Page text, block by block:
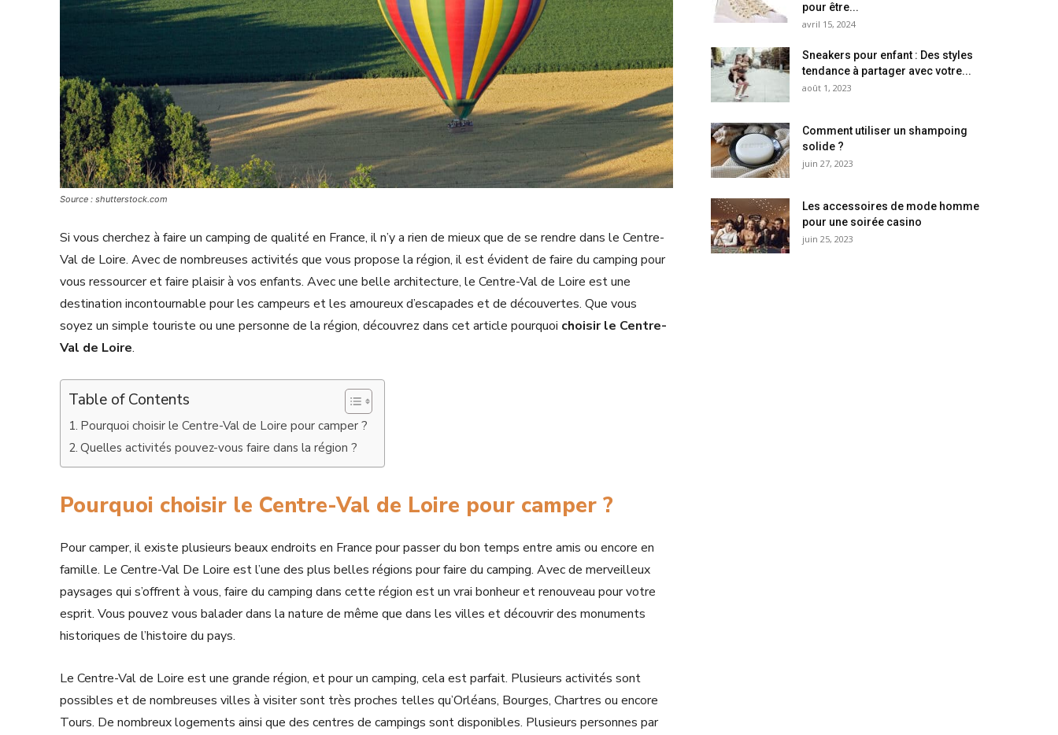
Source : shutterstock.com
Si vous cherchez à faire un camping de qualité en France, il n’y a rien de mieux que de se rendre dans le Centre-
Val de Loire. Avec de nombreuses activités que vous propose la région, il est évident de faire du camping pour
vous ressourcer et faire plaisir à vos enfants. Avec une belle architecture, le Centre-Val de Loire est une
destination incontournable pour les campeurs et les amoureux d’escapades et de découvertes. Que vous
soyez un simple touriste ou une personne de la région, découvrez dans cet article pourquoi choisir le Centre-
Val de Loire.
Table of Contents
Pourquoi choisir le Centre-Val de Loire pour camper ?
Quelles activités pouvez-vous faire dans la région ?
Pourquoi choisir le Centre-Val de Loire pour camper ?
Pour camper, il existe plusieurs beaux endroits en France pour passer du bon temps entre amis ou encore en
famille. Le Centre-Val De Loire est l’une des plus belles régions pour faire du camping. Avec de merveilleux
paysages qui s’offrent à vous, faire du camping dans cette région est un vrai bonheur et renouveau pour votre
esprit. Vous pouvez vous balader dans la nature de même que dans les villes et découvrir des monuments
historiques de l’histoire du pays.
Le Centre-Val de Loire est une grande région, et pour un camping, cela est parfait. Plusieurs activités sont
possibles et de nombreuses villes à visiter sont très proches telles qu’Orléans, Bourges, Chartres ou encore
Tours. De nombreux logements ainsi que des centres de campings sont disponibles. Plusieurs personnes par
pour être...
avril 15, 2024
Sneakers pour enfant : Des styles
tendance à partager avec votre...
août 1, 2023
Comment utiliser un shampoing
solide ?
juin 27, 2023
Les accessoires de mode homme
pour une soirée casino
juin 25, 2023